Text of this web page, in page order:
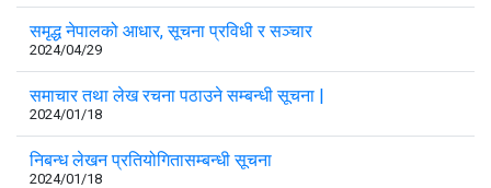
समृद्ध नेपालको आधार, सूचना प्रविधी र सञ्चार
2024/04/29
समाचार तथा लेख रचना पठाउने सम्बन्धी सूचना |
2024/01/18
निबन्ध लेखन प्रतियोगितासम्बन्धी सूचना
2024/01/18